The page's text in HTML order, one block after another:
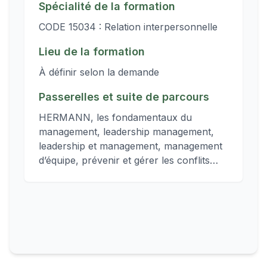
Spécialité de la formation
CODE 15034 : Relation interpersonnelle
Lieu de la formation
À définir selon la demande
Passerelles et suite de parcours
HERMANN, les fondamentaux du
management, leadership management,
leadership et management, management
d’équipe, prévenir et gérer les conflits…